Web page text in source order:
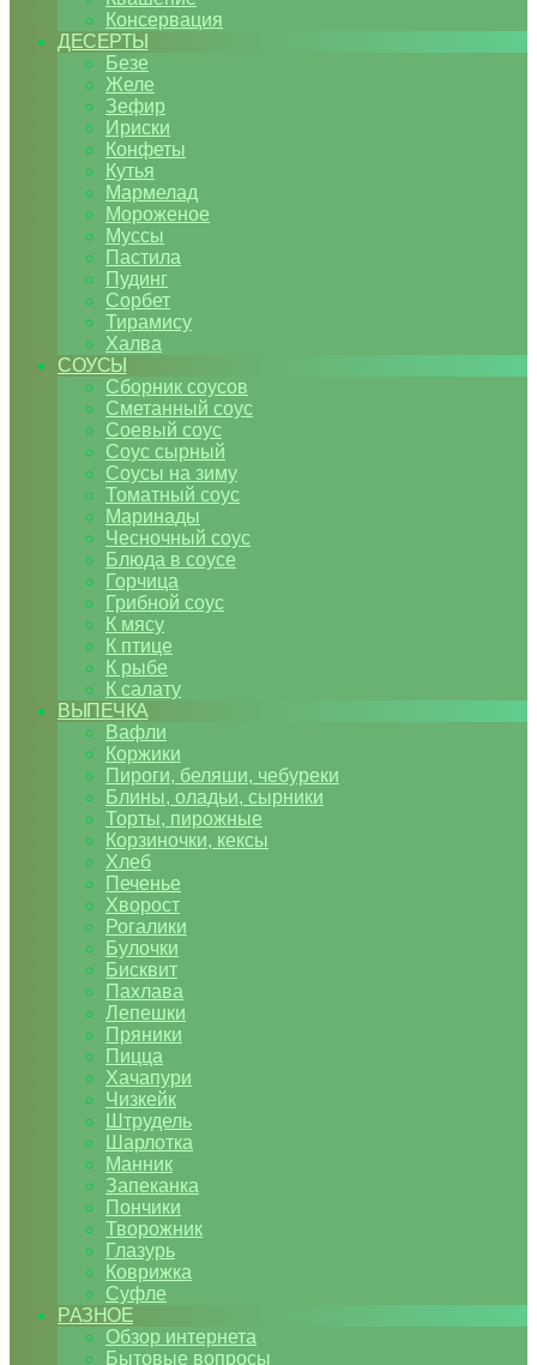
Консервация
ДЕСЕРТЫ
Безе
Желе
Зефир
Ириски
Конфеты
Кутья
Мармелад
Мороженое
Муссы
Пастила
Пудинг
Сорбет
Тирамису
Халва
СОУСЫ
Сборник соусов
Сметанный соус
Соевый соус
Соус сырный
Соусы на зиму
Томатный соус
Маринады
Чесночный соус
Блюда в соусе
Горчица
Грибной соус
К мясу
К птице
К рыбе
К салату
ВЫПЕЧКА
Вафли
Коржики
Пироги, беляши, чебуреки
Блины, оладьи, сырники
Торты, пирожные
Корзиночки, кексы
Хлеб
Печенье
Хворост
Рогалики
Булочки
Бисквит
Пахлава
Лепешки
Пряники
Пицца
Хачапури
Чизкейк
Штрудель
Шарлотка
Манник
Запеканка
Пончики
Творожник
Глазурь
Коврижка
Суфле
РАЗНОЕ
Обзор интернета
Бытовые вопросы